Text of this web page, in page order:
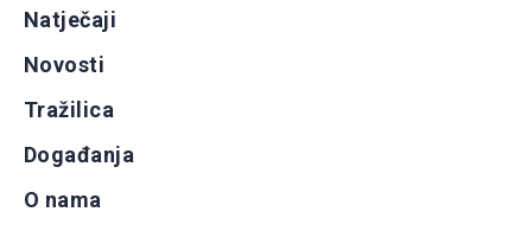
Natječaji
Novosti
Tražilica
Događanja
O nama